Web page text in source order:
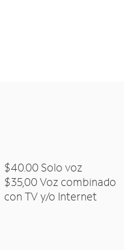
$40.00 Solo voz
$35,00 Voz combinado
con TV y/o Internet